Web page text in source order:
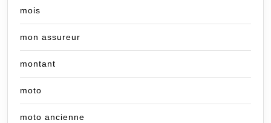
mois
mon assureur
montant
moto
moto ancienne